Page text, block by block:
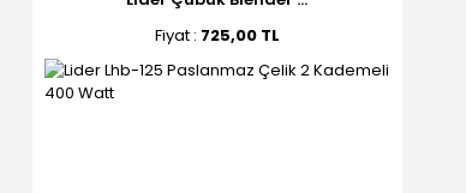
Fiyat : 725,00 TL